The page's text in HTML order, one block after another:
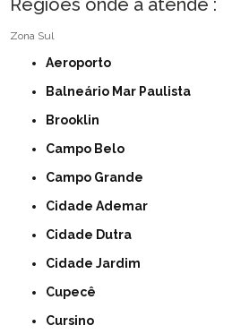
Zona Sul
Aeroporto
Balneário Mar Paulista
Brooklin
Campo Belo
Campo Grande
Cidade Ademar
Cidade Dutra
Cidade Jardim
Cupecê
Cursino